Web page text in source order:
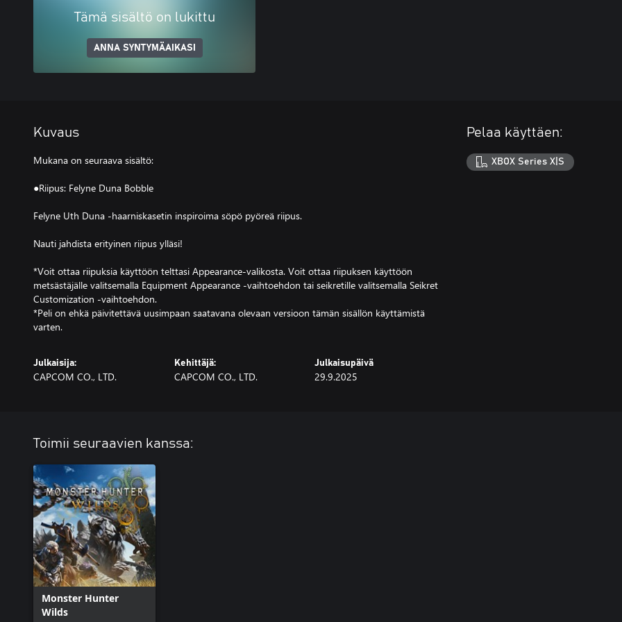
Tämä sisältö on lukittu
ANNA SYNTYMÄAIKASI
Kuvaus
Mukana on seuraava sisältö:
●Riipus: Felyne Duna Bobble
Felyne Uth Duna ‑haarniskasetin inspiroima söpö pyöreä riipus.
Nauti jahdista erityinen riipus ylläsi!
*Voit ottaa riipuksia käyttöön telttasi Appearance-valikosta. Voit ottaa riipuksen käyttöön
metsästäjälle valitsemalla Equipment Appearance ‑vaihtoehdon tai seikretille valitsemalla Seikret
Customization ‑vaihtoehdon.
*Peli on ehkä päivitettävä uusimpaan saatavana olevaan versioon tämän sisällön käyttämistä
varten.
Julkaisija:
CAPCOM CO., LTD.
Kehittäjä:
CAPCOM CO., LTD.
Julkaisupäivä
29.9.2025
Pelaa käyttäen:
XBOX Series X|S
Toimii seuraavien kanssa:
Monster Hunter
Wilds